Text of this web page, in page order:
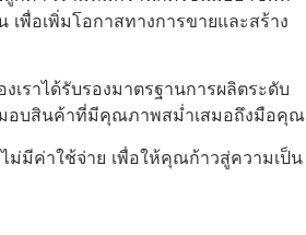
พื่อเพิ่มโอกาสทางการขายและสร้าง
ราได้รับรองมาตรฐานการผลิตระดับ
มอบสินค้าที่มีคุณภาพสม่ำเสมอถึงมือคุณ
ม่มีค่าใช้จ่าย เพื่อให้คุณก้าวสู่ความเป็น